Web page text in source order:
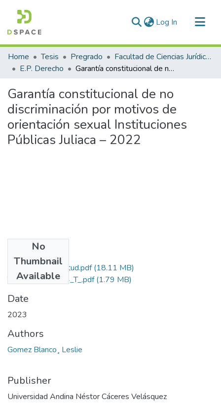
Log In (current)
Communities & Collections
All of DSpace
Home Tesis Pregrado
Facultad de Ciencias Jurídicas y Políticas
E.P. Derecho
Garantía constitucional de no discriminación por motivos de orientación sexual Instituciones Públicas Juliaca – 2022
Garantía constitucional de no
discriminación por motivos de
orientación sexual Instituciones
Públicas Juliaca – 2022
No
Thumbnail
Available
Grado de Similitud.pdf(18.11 MB)
T036_70316704_T_.pdf(1.79 MB)
Date
2023
Authors
Gomez Blanco¸ Leslie
Publisher
Universidad Andina Néstor Cáceres Velásquez